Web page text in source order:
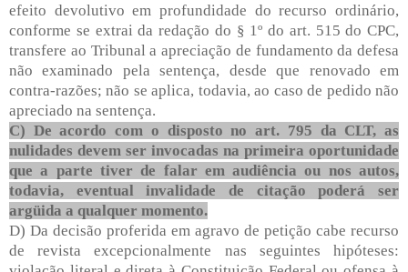
efeito devolutivo em profundidade do recurso ordinário,
conforme se extrai da redação do § 1º do art. 515 do CPC,
transfere ao Tribunal a apreciação de fundamento da defesa
não examinado pela sentença, desde que renovado em
contra-razões; não se aplica, todavia, ao caso de pedido não
apreciado na sentença.
C) De acordo com o disposto no art. 795 da CLT, as
nulidades devem ser invocadas na primeira oportunidade
que a parte tiver de falar em audiência ou nos autos,
todavia, eventual invalidade de citação poderá ser
argüida a qualquer momento.
D) Da decisão proferida em agravo de petição cabe recurso
de revista excepcionalmente nas seguintes hipóteses: